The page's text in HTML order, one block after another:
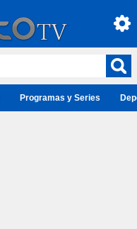
Programas y Series